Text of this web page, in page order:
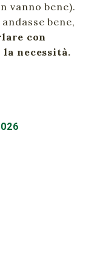
vanno bene).
bene,
con
necessità.